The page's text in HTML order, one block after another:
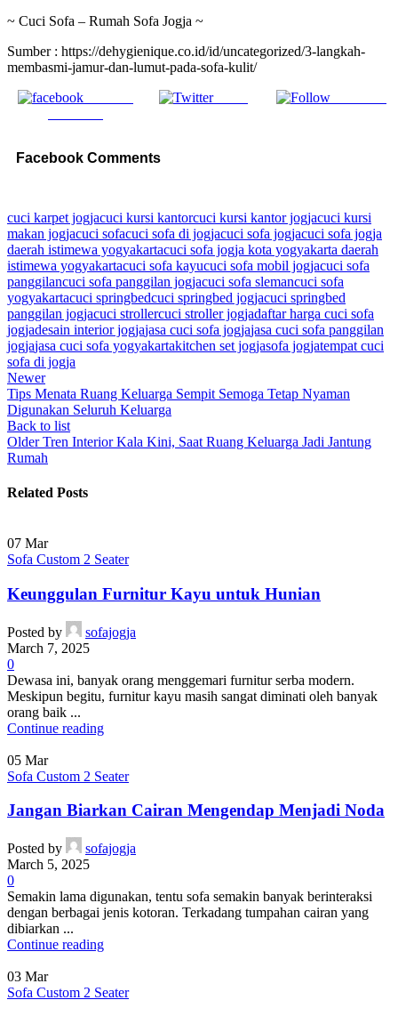
~ Cuci Sofa – Rumah Sofa Jogja ~
Sumber : https://dehygienique.co.id/id/uncategorized/3-langkah-
membasmi-jamur-dan-lumut-pada-sofa-kulit/
Tweet
Facebook Comments
cuci karpet jogjacuci kursi kantorcuci kursi kantor jogjacuci kursi
makan jogjacuci sofacuci sofa di jogjacuci sofa jogjacuci sofa jogja
daerah istimewa yogyakartacuci sofa jogja kota yogyakarta daerah
istimewa yogyakartacuci sofa kayucuci sofa mobil jogjacuci sofa
panggilancuci sofa panggilan jogjacuci sofa slemancuci sofa
yogyakartacuci springbedcuci springbed jogjacuci springbed
panggilan jogjacuci strollercuci stroller jogjadaftar harga cuci sofa
jogjadesain interior jogjajasa cuci sofa jogjajasa cuci sofa panggilan
jogjajasa cuci sofa yogyakartakitchen set jogjasofa jogjatempat cuci
sofa di jogja
Newer
Tips Menata Ruang Keluarga Sempit Semoga Tetap Nyaman
Digunakan Seluruh Keluarga
Back to list
Older Tren Interior Kala Kini, Saat Ruang Keluarga Jadi Jantung
Rumah
Related Posts
07 Mar
Sofa Custom 2 Seater
Keunggulan Furnitur Kayu untuk Hunian
Posted by
sofajogja
March 7, 2025
0
Dewasa ini, banyak orang menggemari furnitur serba modern.
Meskipun begitu, furnitur kayu masih sangat diminati oleh banyak
orang baik ...
Continue reading
05 Mar
Sofa Custom 2 Seater
Jangan Biarkan Cairan Mengendap Menjadi Noda
Posted by
sofajogja
March 5, 2025
0
Semakin lama digunakan, tentu sofa semakin banyak berinteraksi
dengan berbagai jenis kotoran. Terkadang tumpahan cairan yang
dibiarkan ...
Continue reading
03 Mar
Sofa Custom 2 Seater